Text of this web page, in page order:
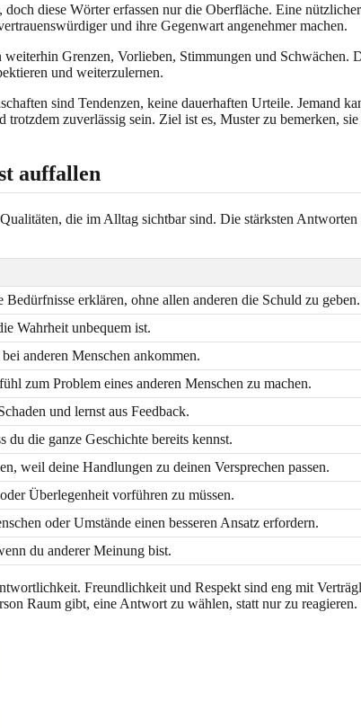
diese Wörter erfassen nur die Oberfläche. Eine
und ihre Gegenwart angenehmer machen.
Grenzen, Vorlieben, Stimmungen und Schwächen.
und weiterzulernen.
sind Tendenzen, keine dauerhaften Urteile. Jemand
zuverlässig sein. Ziel ist es, Muster zu bemerken,
auffallen
die im Alltag sichtbar sind. Die stärksten
erklären, ohne allen anderen die Schuld zu geben.
Wahrheit unbequem ist.
anderen Menschen ankommen.
zum Problem eines anderen Menschen zu machen.
und lernst aus Feedback.
du die ganze Geschichte bereits kennst.
weil deine Handlungen zu deinen Versprechen passen.
Überlegenheit vorführen zu müssen.
oder Umstände einen besseren Ansatz erfordern.
du anderer Meinung bist.
Freundlichkeit und Respekt sind eng mit
Raum gibt, eine Antwort zu wählen, statt nur zu reagieren.